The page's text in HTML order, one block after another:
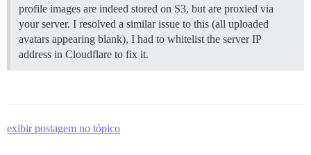
profile images are indeed stored on S3, but are proxied via
your server. I resolved a similar issue to this (all uploaded
avatars appearing blank), I had to whitelist the server IP
address in Cloudflare to fix it.
exibir postagem no tópico